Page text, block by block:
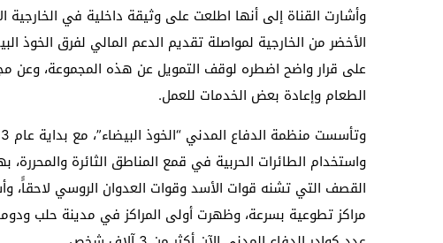
وأشارت القناة إلى أنها اطلعت على وثيقة داخلية في الخارجية
على قرار واضح اضطره لوقف التمويل عن هذه المجموعة، وعن
الطعام وإعادة بعض الخدمات للعمل.
واستخدام الطائرات الحربية في قمع المناطق الثائرة
القصف التي تشنه قوات الأسد وقوات العدوان الروسي
مراكز تطوعية بسرعة، وظهرت أولى المراكز في مدينة حلب ودوما